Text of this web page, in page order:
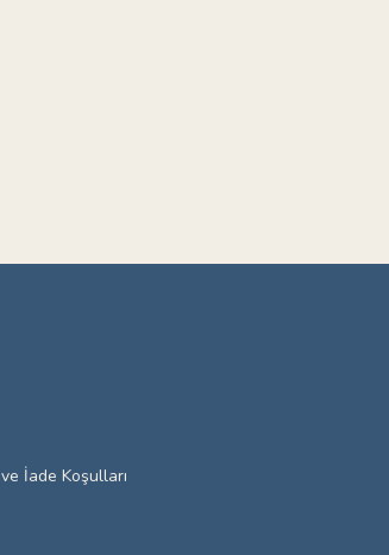
İade Koşulları